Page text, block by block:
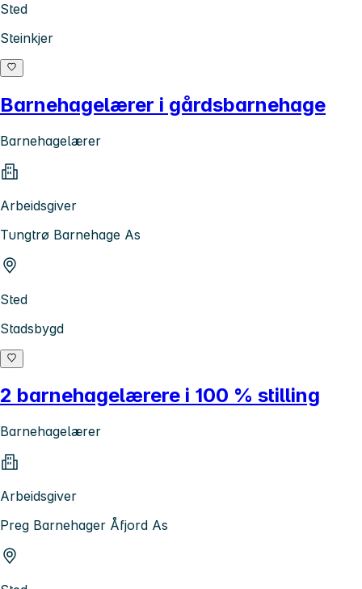
Sted
Steinkjer
Barnehagelærer i gårdsbarnehage
Barnehagelærer
Arbeidsgiver
Tungtrø Barnehage As
Sted
Stadsbygd
2 barnehagelærere i 100 % stilling
Barnehagelærer
Arbeidsgiver
Preg Barnehager Åfjord As